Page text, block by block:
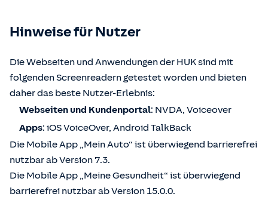
Hinweise für Nutzer
Die Webseiten und Anwendungen der HUK sind mit
folgenden Screenreadern getestet worden und bieten
daher das beste Nutzer-Erlebnis:
Webseiten und Kundenportal: NVDA, Voiceover
Apps: iOS VoiceOver, Android TalkBack
Die Mobile App „Mein Auto“ ist überwiegend barrierefrei
nutzbar ab Version 7.3.
Die Mobile App „Meine Gesundheit“ ist überwiegend
barrierefrei nutzbar ab Version 15.0.0.